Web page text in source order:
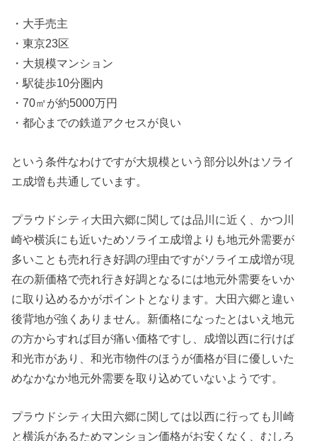
・大手売主
・東京23区
・大規模マンション
・駅徒歩10分圏内
・70㎡が約5000万円
・都心までの鉄道アクセスが良い
という条件なわけですが大規模という部分以外はソライ
エ成増も共通しています。
プラウドシティ大田六郷に関しては品川に近く、かつ川
崎や横浜にも近いためソライエ成増よりも地元外需要が
多いことも売れ行き好調の理由ですがソライエ成増が現
在の新価格で売れ行き好調となるには地元外需要をいか
に取り込めるかがポイントとなります。大田六郷と違い
後背地が強くありません。新価格になったとはいえ地元
の方からすれば目が痛い価格ですし、成増以西に行けば
和光市があり、和光市物件のほうが価格が目に優しいた
めなかなか地元外需要を取り込めていないようです。
プラウドシティ大田六郷に関しては以西に行っても川崎
と横浜があるためマンション価格がお安くなく、むしろ